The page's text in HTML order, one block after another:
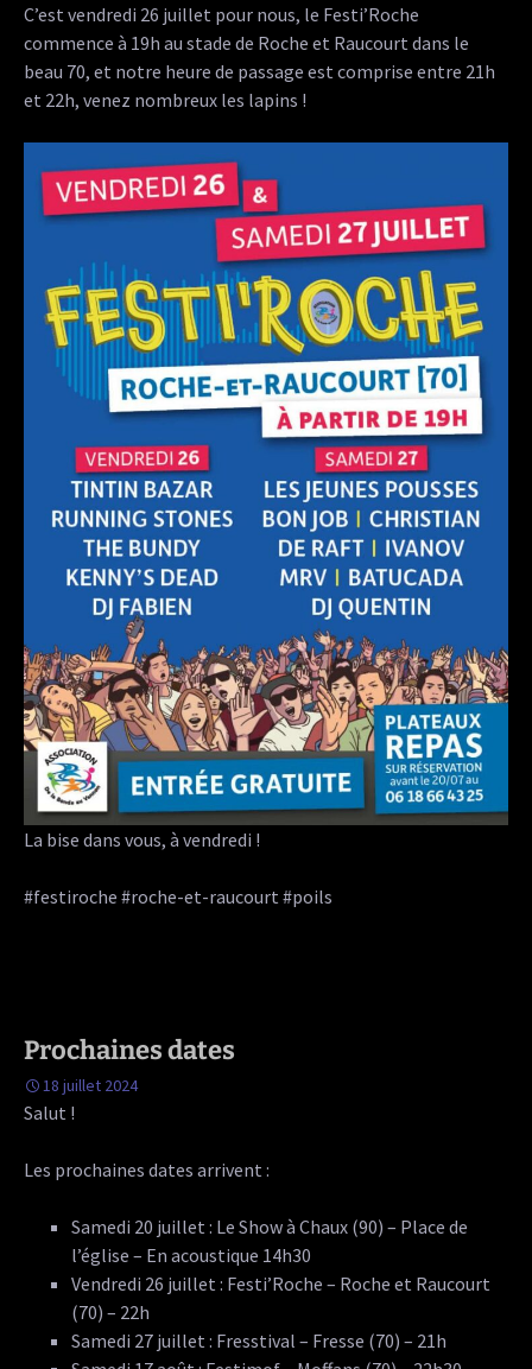
C’est vendredi 26 juillet pour nous, le Festi’Roche
commence à 19h au stade de Roche et Raucourt dans le
beau 70, et notre heure de passage est comprise entre 21h
et 22h, venez nombreux les lapins !
La bise dans vous, à vendredi !
#festiroche #roche-et-raucourt #poils
Prochaines dates
18 juillet 2024
Salut !
Les prochaines dates arrivent :
Samedi 20 juillet : Le Show à Chaux (90) – Place de
l’église – En acoustique 14h30
Vendredi 26 juillet : Festi’Roche – Roche et Raucourt
(70) – 22h
Samedi 27 juillet : Fresstival – Fresse (70) – 21h